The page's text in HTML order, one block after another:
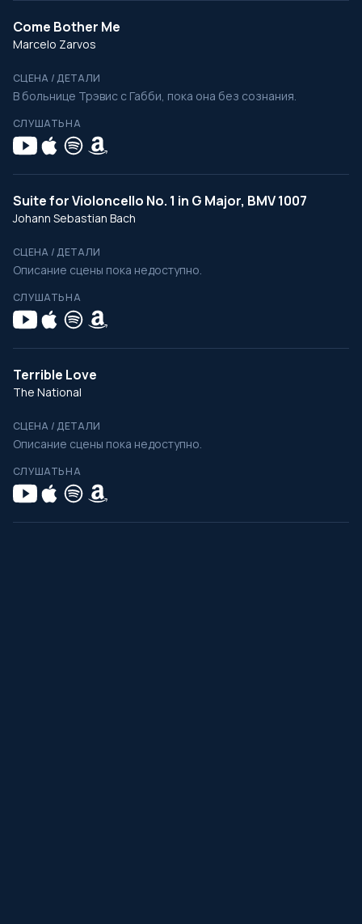
Come Bother Me
Marcelo Zarvos
СЦЕНА / ДЕТАЛИ
В больнице Трэвис с Габби, пока она без сознания.
СЛУШАТЬ НА
Suite for Violoncello No. 1 in G Major, BMV 1007
Johann Sebastian Bach
СЦЕНА / ДЕТАЛИ
Описание сцены пока недоступно.
СЛУШАТЬ НА
Terrible Love
The National
СЦЕНА / ДЕТАЛИ
Описание сцены пока недоступно.
СЛУШАТЬ НА